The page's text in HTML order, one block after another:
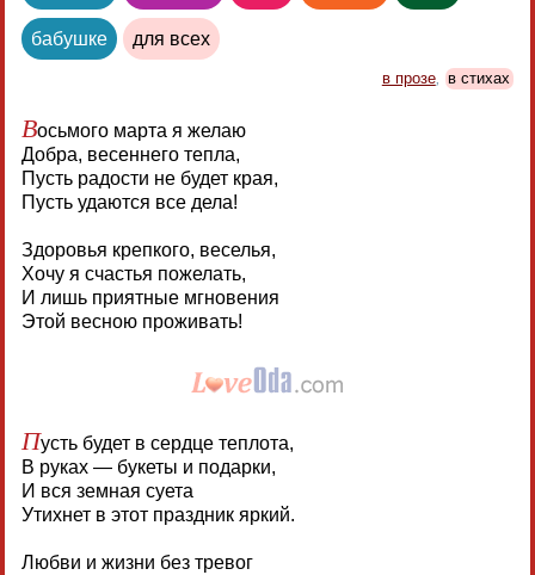
бабушке для всех
в прозе, в стихах
Восьмого марта я желаю
Добра, весеннего тепла,
Пусть радости не будет края,
Пусть удаются все дела!
Здоровья крепкого, веселья,
Хочу я счастья пожелать,
И лишь приятные мгновения
Этой весною проживать!
Пусть будет в сердце теплота,
В руках — букеты и подарки,
И вся земная суета
Утихнет в этот праздник яркий.
Любви и жизни без тревог